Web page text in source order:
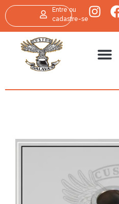
Entre ou
cadastre-se